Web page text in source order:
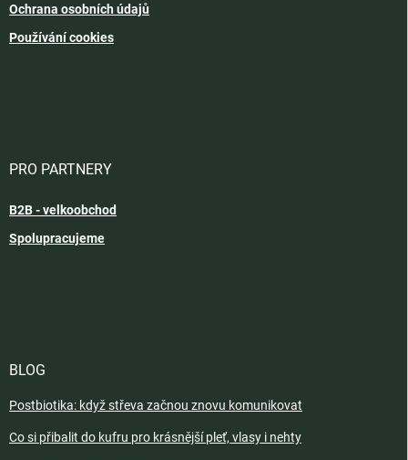
Ochrana osobních údajů
Používání cookies
PRO PARTNERY
B2B - velkoobchod
Spolupracujeme
BLOG
Postbiotika: když střeva začnou znovu komunikovat
Co si přibalit do kufru pro krásnější pleť, vlasy i nehty